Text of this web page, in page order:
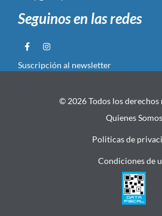
Seguinos en las redes
Suscripción al newsletter
© 2026 Todos los derechos
Quienes Somos
Politicas de
Condiciones de